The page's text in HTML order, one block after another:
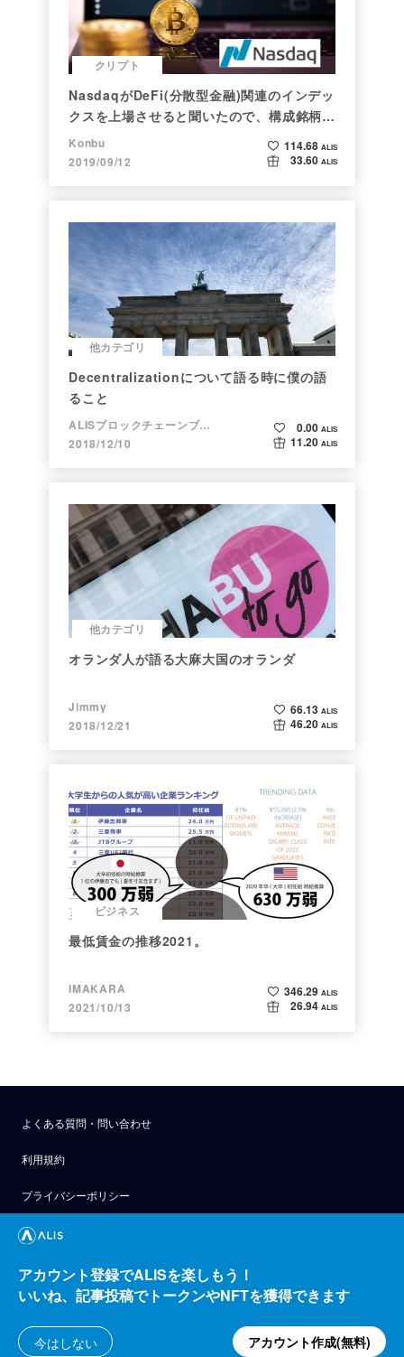
クリプト
NasdaqがDeFi(分散型金融)関連のインデッ
クスを上場させると聞いたので、構成銘柄を
調べてみた
Konbu
2019/09/12
114.68 ALIS
33.60 ALIS
他カテゴリ
Decentralizationについて語る時に僕の語
ること
ALISブロックチェーンブログ
2018/12/10
0.00 ALIS
11.20 ALIS
他カテゴリ
オランダ人が語る大麻大国のオランダ
Jimmy
2018/12/21
66.13 ALIS
46.20 ALIS
ビジネス
最低賃金の推移2021。
IMAKARA
2021/10/13
346.29 ALIS
26.94 ALIS
よくある質問・問い合わせ
利用規約
プライバシーポリシー
公式アナウンス
技術ブログ
API
運営会社
アカウント登録でALISを楽しもう！
いいね、記事投稿でトークンやNFTを獲得できます
今はしない アカウント作成(無料)